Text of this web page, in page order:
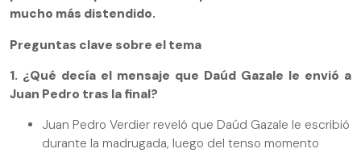
mucho más distendido.
Preguntas clave sobre el tema
1. ¿Qué decía el mensaje que Daúd Gazale le envió a
Juan Pedro tras la final?
Juan Pedro Verdier reveló que Daúd Gazale le escribió
durante la madrugada, luego del tenso momento